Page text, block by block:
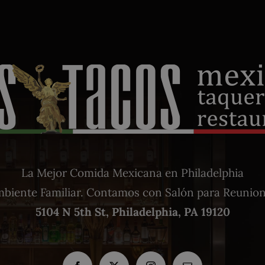
La Mejor Comida Mexicana en Philadelphia
Familiar. Contamos con Salón para
5104 N 5th St, Philadelphia, PA 19120